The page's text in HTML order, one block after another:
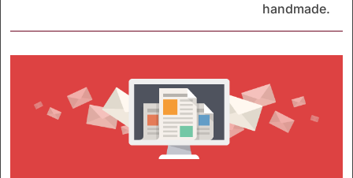
handmade.